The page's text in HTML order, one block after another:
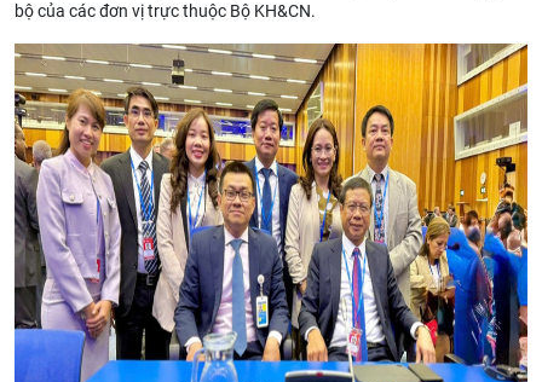
bộ của các đơn vị trực thuộc Bộ KH&CN.